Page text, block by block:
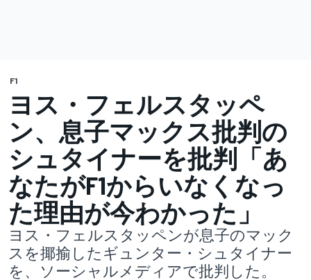
F1
ヨス・フェルスタッペ
ン、息子マックス批判の
シュタイナーを批判「あ
なたがF1からいなくなっ
た理由が今わかった」
ヨス・フェルスタッペンが息子のマック
スを揶揄したギュンター・シュタイナー
を、ソーシャルメディアで批判した。